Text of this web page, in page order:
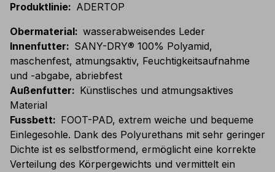
Produktlinie: ADERTOP
Obermaterial: wasserabweisendes Leder
Innenfutter: SANY-DRY® 100% Polyamid,
maschenfest, atmungsaktiv, Feuchtigkeitsaufnahme
und -abgabe, abriebfest
Außenfutter: Künstlisches und atmungsaktives
Material
Fussbett: FOOT-PAD, extrem weiche und bequeme
Einlegesohle. Dank des Polyurethans mit sehr geringer
Dichte ist es selbstformend, ermöglicht eine korrekte
Verteilung des Körpergewichts und vermittelt ein